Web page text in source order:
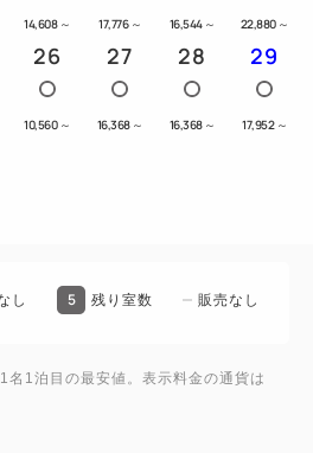
14,608 ～ 17,776 ～ 16,544 ～ 22,880 ～
26
10,560 ～
27
16,368 ～
28
16,368 ～
29
17,952 ～
し 5 残り室数 販売なし
1泊目の最安値。表示料金の通貨は